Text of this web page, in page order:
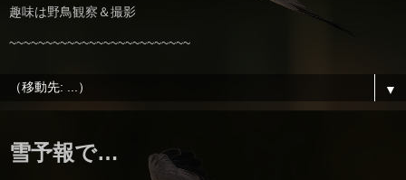
趣味は野鳥観察＆撮影
~~~~~~~~~~~~~~~~~~~~~~~~~
▼
雪予報で…